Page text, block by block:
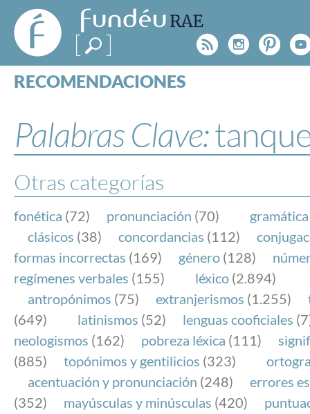
FundéuRAE
- Fundación
del Español
Urgente
Rss
RECOMENDACIONES
ESPECIALES
BLOG
NOTICIAS
SOBRE LA FUNDÉURAE
FundéuRAE es una fundación patrocinada por la
y la Real Academia Española, cuyo objetivo es
el buen uso del español en los medios de
Internet.
Palabras Clave:
Otras categorías
fonética (72) pronunciación (70) gramática
clásicos (38) concordancias (112)
formas incorrectas (169) género (128)
regímenes verbales (155) léxico (2.894)
antropónimos (75) extranjerismos (1.255)
(649)
latinismos (52) lenguas cooficiales
neologismos (162) pobreza léxica (111)
(885)
topónimos y gentilicios (323)
acentuación y pronunciación (248)
errores
(352)
mayúsculas y minúsculas (420)